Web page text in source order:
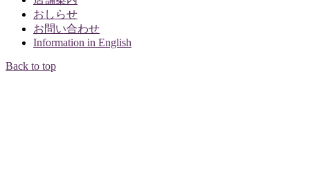
おしらせ
お問い合わせ
Information in English
Back to top